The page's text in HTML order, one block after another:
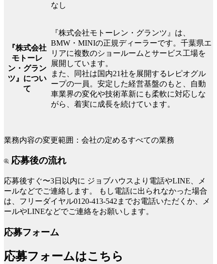
なし
『株式会社
モトーレ
ン・グラン
ツ』につい
て
『株式会社モトーレン・グランツ』は、
BMW・MINIの正規ディーラーです。千葉県エ
リアに複数のショールームとサービス工場を
展開しています。
また、同社は国内21社を展開するレピオグル
ープの一員。安定した経営基盤のもと、自動
車業界の変化や技術革新にも柔軟に対応しな
がら、着実に成長を続けています。
業務内容の変更範囲：会社の定めるすべての業務
応募後の流れ
応募後すぐ〜3日以内に ジョブハウスより電話やLINE、メ
ールなどでご連絡します。
もし電話に出られなかった場合
は、フリーダイヤル0120-413-542までお電話いただくか、メ
ールやLINEなどでご連絡をお願いします。
応募フォーム
応募フォームはこちら